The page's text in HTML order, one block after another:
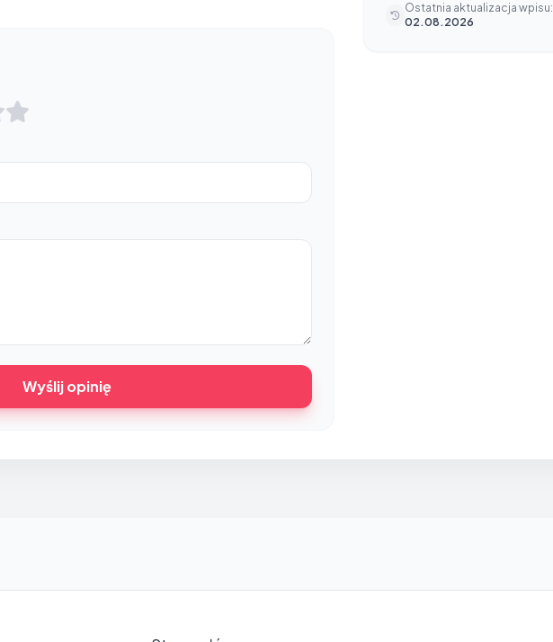
Wyślij opinię
Ostatnia aktualizacja wpisu:
02.08.2026